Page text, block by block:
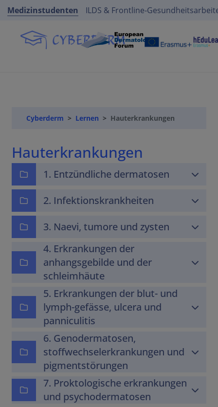
Medizinstudenten ILDS & Frontline-
Cyberderm Lernen Hauterkrankungen
Hauterkrankungen
1. Entzündliche dermatosen
2. Infektionskrankheiten
3. Naevi, tumore und zysten
4. Erkrankungen der
anhangsgebilde und der
schleimhäute
5. Erkrankungen der blut- und
lymph-gefässe, ulcera und
panniculitis
6. Genodermatosen,
stoffwechselerkrankungen und
pigmentstörungen
7. Proktologische erkrankungen
und psychodermatosen